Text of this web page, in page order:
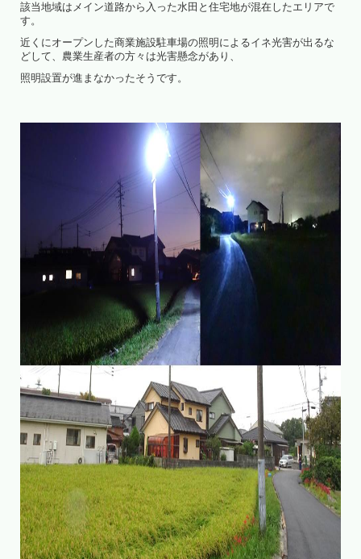
該当地域はメイン道路から入った水田と住宅地が混在したエリアで
す。
近くにオープンした商業施設駐車場の照明によるイネ光害が出るな
どして、農業生産者の方々は光害懸念があり、
照明設置が進まなかったそうです。